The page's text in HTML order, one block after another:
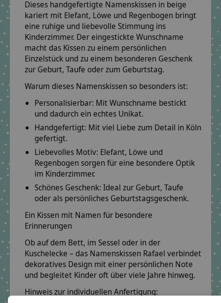
Dieses handgefertigte Namenskissen in beige
kariert mit Elefant, Löwe und Regenbogen bringt
eine ruhige und liebevolle Stimmung ins
Kinderzimmer. Der eingestickte Wunschname
macht das Kissen zu einem persönlichen
Einzelstück und zu einem besonderen Geschenk
zur Geburt, Taufe oder zum Geburtstag.
Warum dieses Namenskissen so besonders ist:
Personalisierbar: Mit Wunschname bestickt
und dadurch ein echtes Unikat.
Handgefertigt: Mit viel Liebe zum Detail in Köln
gefertigt.
Liebevolles Motiv: Elefant, Löwe und
Regenbogen sorgen für eine besondere Optik
im Kinderzimmer.
Schönes Geschenk: Ideal zur Geburt, Taufe
oder als persönliches Geburtstagsgeschenk.
Ein Kissen mit Namen für besondere
Erinnerungen
Ob auf dem Bett, im Sessel oder in der
Kuschelecke – das Namenskissen Rafael verbindet
dekoratives Design mit einer persönlichen Note
und begleitet Kinder oft über viele Jahre hinweg.
Hinweis zur individuellen Anfertigung: